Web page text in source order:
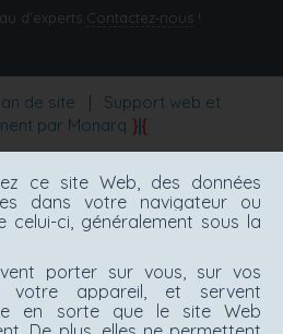
d’experts Contactez‑nous !
de site |
Support web et
par Monarq
ce site Web, des données
dans votre navigateur ou
celui-ci, généralement sous la
porter sur vous, sur vos
votre appareil, et servent
en sorte que le site Web